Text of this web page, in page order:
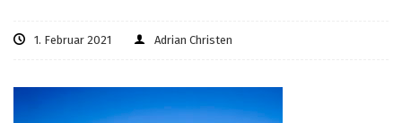
1. Februar 2021 Adrian Christen